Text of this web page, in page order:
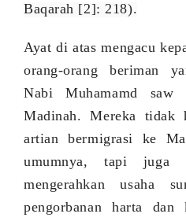
Baqarah [2]: 218).
Ayat di atas mengacu
orang-orang beriman
Nabi Muhamamd saw
Madinah. Mereka tidak
artian bermigrasi ke
umumnya, tapi juga
mengerahkan usaha
pengorbanan harta